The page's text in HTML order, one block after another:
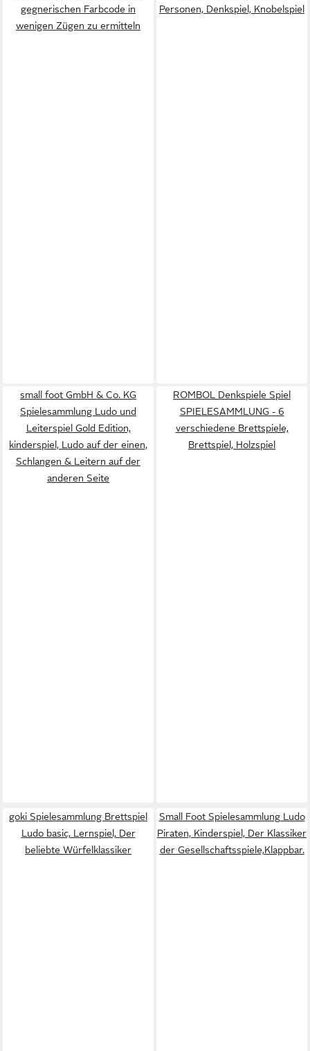
gegnerischen Farbcode in
wenigen Zügen zu ermitteln
Personen, Denkspiel, Knobelspiel
small foot GmbH & Co. KG
Spielesammlung Ludo und
Leiterspiel Gold Edition,
kinderspiel, Ludo auf der einen,
Schlangen & Leitern auf der
anderen Seite
ROMBOL Denkspiele Spiel
SPIELESAMMLUNG - 6
verschiedene Brettspiele,
Brettspiel, Holzspiel
goki Spielesammlung Brettspiel
Ludo basic, Lernspiel, Der
beliebte Würfelklassiker
Small Foot Spielesammlung Ludo
Piraten, Kinderspiel, Der Klassiker
der Gesellschaftsspiele,Klappbar.